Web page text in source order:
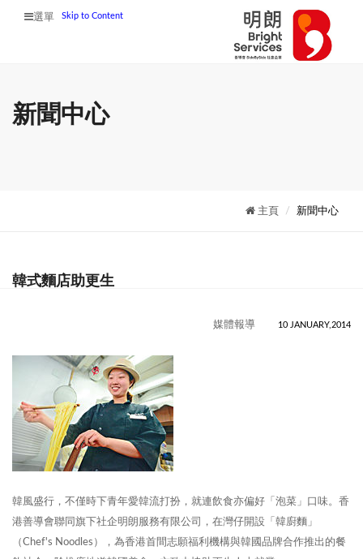
選單 Skip to Content
新聞中心
主頁 新聞中心
韓式麵店助更生
媒體報導 10 JANUARY,2014
韓風盛行，不僅時下青年愛韓流打扮，就連飲食亦偏好「泡菜」口味。香
港善導會聯同旗下社企明朗服務有限公司，在灣仔開設「韓廚麵」
（Chef's Noodles），為香港首間志願福利機構與韓國品牌合作推出的餐